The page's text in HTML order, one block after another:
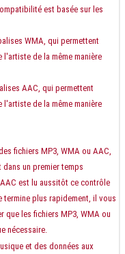
est basée sur les
WMA, qui permettent
de la même manière
AAC, qui permettent
de la même manière
fichiers MP3, WMA ou AAC,
un premier temps
est lu aussitôt ce contrôle
termine plus rapidement, il vous
que les fichiers MP3, WMA ou
nécessaire.
et des données aux